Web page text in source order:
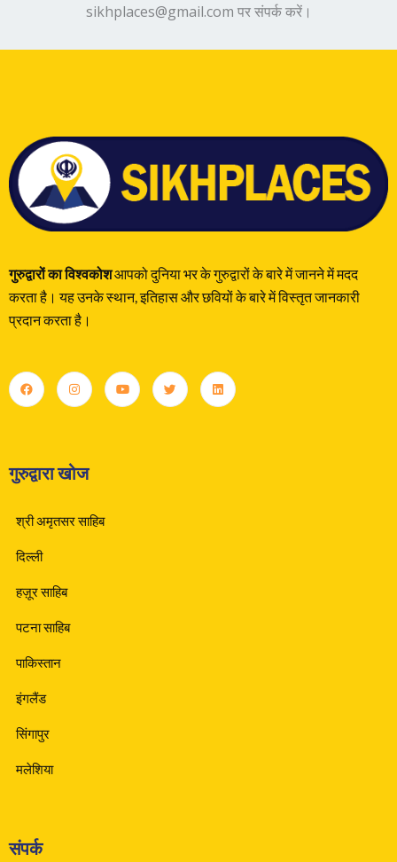
sikhplaces@gmail.com पर संपर्क करें।
गुरुद्वारों का विश्वकोशआपको दुनिया भर के गुरुद्वारों के बारे में जानने में मदद
करता है। यह उनके स्थान, इतिहास और छवियों के बारे में विस्तृत जानकारी
प्रदान करता है।
गुरुद्वारा खोज
श्री अमृतसर साहिब
दिल्ली
हज़ूर साहिब
पटना साहिब
पाकिस्तान
इंगलैंड
सिंगापुर
मलेशिया
संपर्क